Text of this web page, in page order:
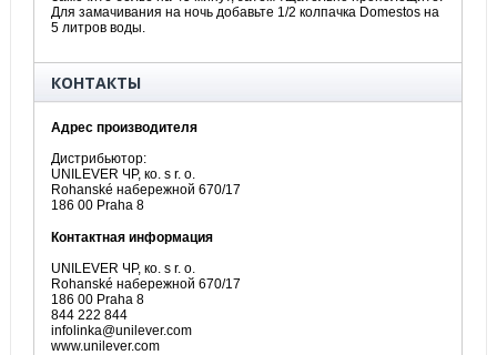
Для замачивания на ночь добавьте 1/2 колпачка Domestos на
5 литров воды.
КОНТАКТЫ
Адрес производителя
Дистрибьютор:
UNILEVER ЧР, ко. s r. o.
Rohanské набережной 670/17
186 00 Praha 8
Контактная информация
UNILEVER ЧР, ко. s r. o.
Rohanské набережной 670/17
186 00 Praha 8
844 222 844
infolinka@unilever.com
www.unilever.com